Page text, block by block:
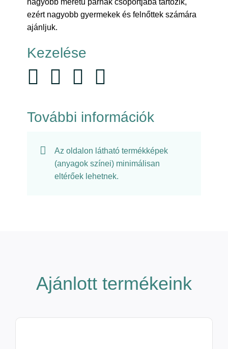
ezért nagyobb gyermekek és felnőttek számára
ajánljuk.
Kezelése
További információk
Az oldalon látható termékképek
(anyagok színei) minimálisan
eltérőek lehetnek.
Ajánlott termékeink